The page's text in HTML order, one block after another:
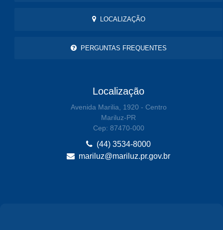
LOCALIZAÇÃO
PERGUNTAS FREQUENTES
Localização
Avenida Marilia, 1920 - Centro
Mariluz-PR
Cep: 87470-000
(44) 3534-8000
mariluz@mariluz.pr.gov.br